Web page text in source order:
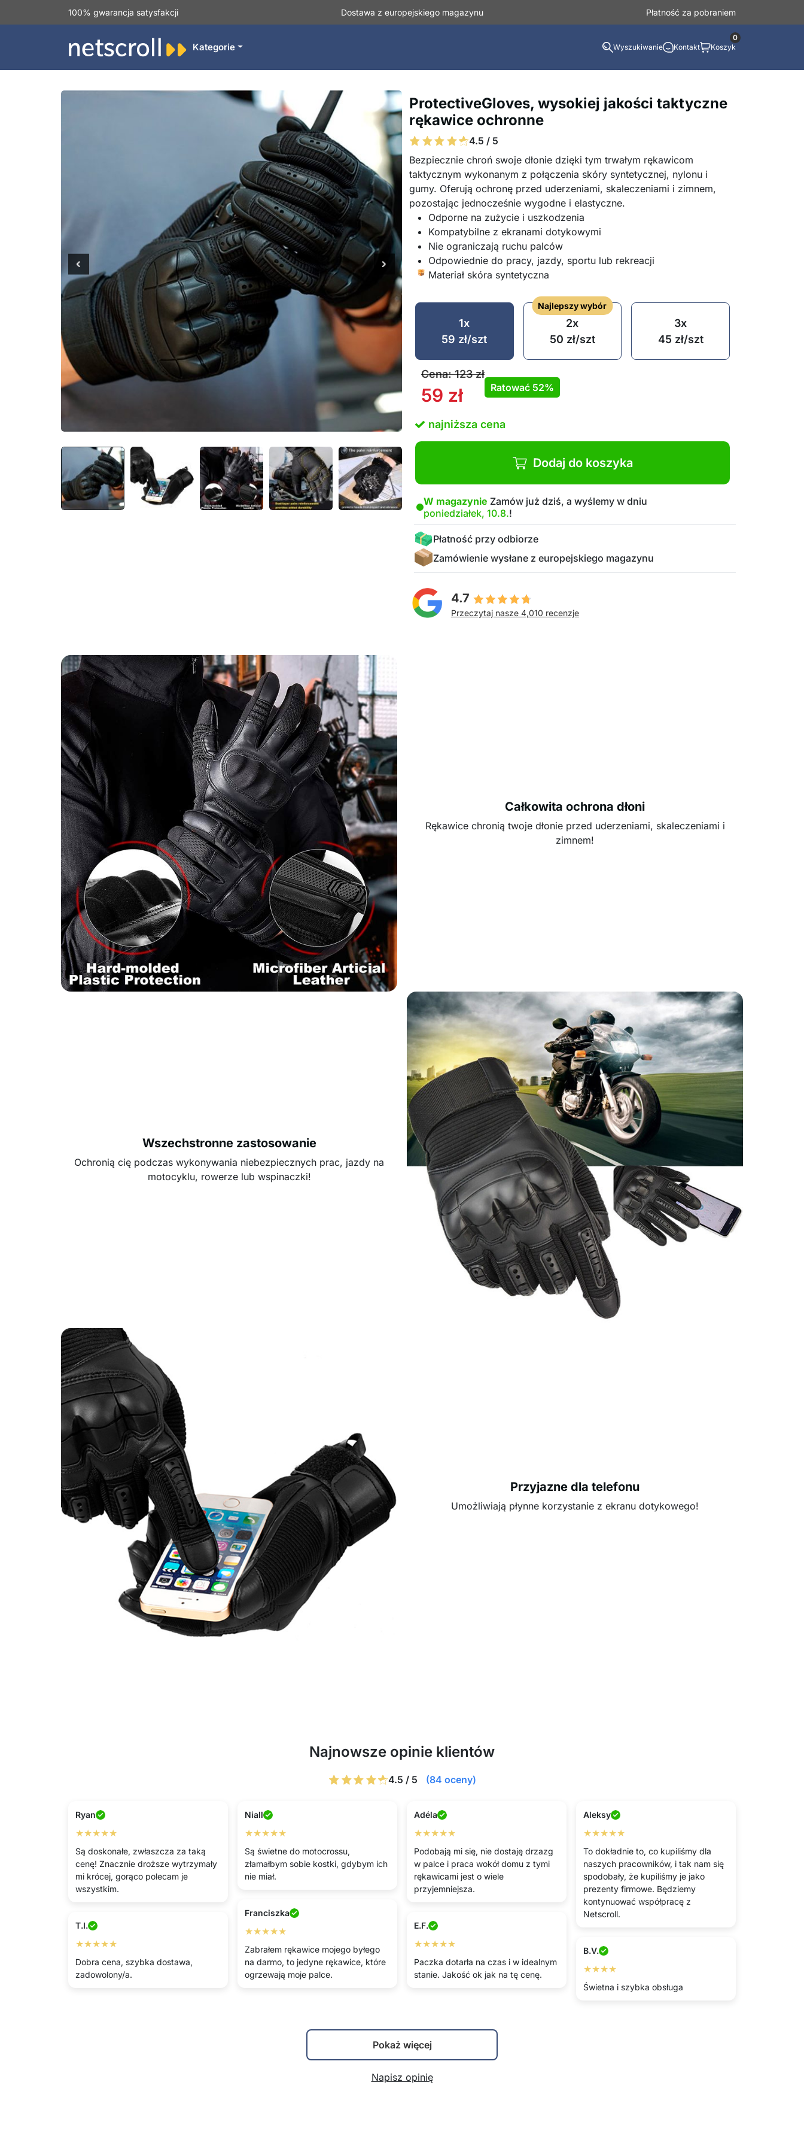
100% gwarancja satysfakcji Dostawa z europejskiego magazynu Płatność za pobraniem
Kategorie Wyszukiwanie Kontakt Koszyk
0
ProtectiveGloves, wysokiej jakości taktyczne
rękawice ochronne
4.5 / 5
Bezpiecznie chroń swoje dłonie dzięki tym trwałym rękawicom
taktycznym wykonanym z połączenia skóry syntetycznej, nylonu i
gumy. Oferują ochronę przed uderzeniami, skaleczeniami i zimnem,
pozostając jednocześnie wygodne i elastyczne.
Odporne na zużycie i uszkodzenia
Kompatybilne z ekranami dotykowymi
Nie ograniczają ruchu palców
Odpowiednie do pracy, jazdy, sportu lub rekreacji
Materiał skóra syntetyczna
1x
59 zł/szt
Najlepszy wybór
2x
50 zł/szt
3x
45 zł/szt
Cena:123zł
59 zł Ratować 52%
najniższa cena
Dodaj do koszyka
W magazynie Zamów już dziś, a wyślemy w dniu
poniedziałek, 10.8.!
Płatność przy odbiorze
Zamówienie wysłane z europejskiego magazynu
4.7
Przeczytaj nasze 4,010 recenzje
Całkowita ochrona dłoni
Rękawice chronią twoje dłonie przed uderzeniami, skaleczeniami i
zimnem!
Wszechstronne zastosowanie
Ochronią cię podczas wykonywania niebezpiecznych prac, jazdy na
motocyklu, rowerze lub wspinaczki!
Przyjazne dla telefonu
Umożliwiają płynne korzystanie z ekranu dotykowego!
Najnowsze opinie klientów
4.5 / 5 (84 oceny)
Ryan
★★★★★
Są doskonałe, zwłaszcza za taką
cenę! Znacznie droższe wytrzymały
mi krócej, gorąco polecam je
wszystkim.
Niall
★★★★★
Są świetne do motocrossu,
złamałbym sobie kostki, gdybym ich
nie miał.
Adéla
★★★★★
Podobają mi się, nie dostaję drzazg
w palce i praca wokół domu z tymi
rękawicami jest o wiele
przyjemniejsza.
Aleksy
★★★★★
To dokładnie to, co kupiliśmy dla
naszych pracowników, i tak nam się
spodobały, że kupiliśmy je jako
prezenty firmowe. Będziemy
kontynuować współpracę z
Netscroll.
Franciszka
★★★★★
Zabrałem rękawice mojego byłego
na darmo, to jedyne rękawice, które
ogrzewają moje palce.
T.I.
★★★★★
Dobra cena, szybka dostawa,
zadowolony/a.
E.F.
★★★★★
Paczka dotarła na czas i w idealnym
stanie. Jakość ok jak na tę cenę.
B.V.
★★★★
Świetna i szybka obsługa
Pokaż więcej
Napisz opinię